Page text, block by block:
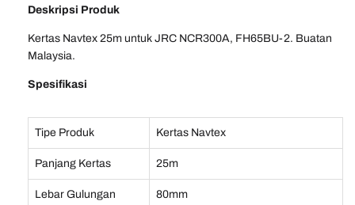
Deskripsi Produk
Kertas Navtex 25m untuk JRC NCR300A, FH65BU-2. Buatan
Malaysia.
Spesifikasi
Tipe Produk Kertas Navtex
Panjang Kertas 25m
Lebar Gulungan 80mm